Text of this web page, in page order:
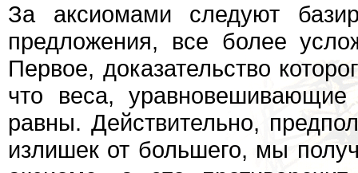
За аксиомами следуют
предложения, все более
Первое, доказательство
что веса,
равны. Действительно,
излишек от большего, мы